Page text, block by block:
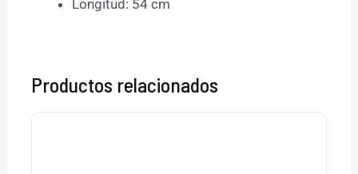
Longitud: 54 cm
Productos relacionados